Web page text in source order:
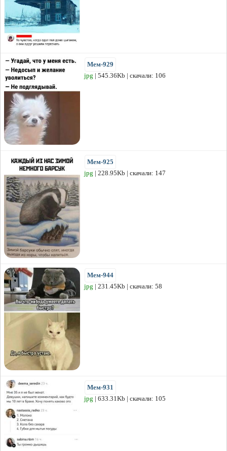
Мем-929
jpg | 545.36Kb | скачали: 106
Мем-925
jpg | 228.95Kb | скачали: 147
Мем-944
jpg | 231.45Kb | скачали: 58
Мем-931
jpg | 633.31Kb | скачали: 105